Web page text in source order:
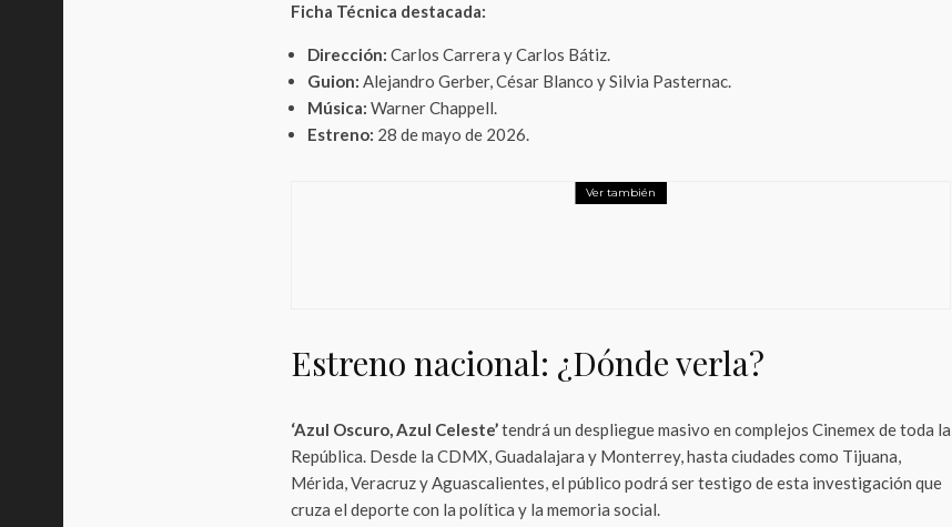
Ficha Técnica destacada:
Dirección: Carlos Carrera y Carlos Bátiz.
Guion: Alejandro Gerber, César Blanco y Silvia Pasternac.
Música: Warner Chappell.
Estreno: 28 de mayo de 2026.
Ver también
Estreno nacional: ¿Dónde verla?
‘Azul Oscuro, Azul Celeste’tendrá un despliegue masivo en complejos Cinemex de toda la
República. Desde la CDMX, Guadalajara y Monterrey, hasta ciudades como Tijuana,
Mérida, Veracruz y Aguascalientes, el público podrá ser testigo de esta investigación que
cruza el deporte con la política y la memoria social.